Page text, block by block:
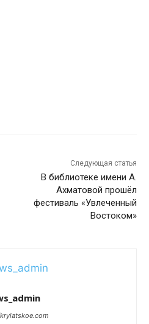
Следующая статья
В библиотеке имени А.
Ахматовой прошёл
фестиваль «Увлеченный
Востоком»